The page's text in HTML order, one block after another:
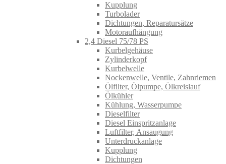
Kupplung
Turbolader
Dichtungen, Reparatursätze
Motoraufhängung
2,4 Diesel 75/78 PS
Kurbelgehäuse
Zylinderkopf
Kurbelwelle
Nockenwelle, Ventile, Zahnriemen
Ölfilter, Ölpumpe, Ölkreislauf
Ölkühler
Kühlung, Wasserpumpe
Dieselfilter
Diesel Einspritzanlage
Luftfilter, Ansaugung
Unterdruckanlage
Kupplung
Dichtungen